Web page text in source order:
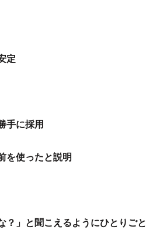
定
手に採用
を使ったと説明
？」と聞こえるようにひとりごと